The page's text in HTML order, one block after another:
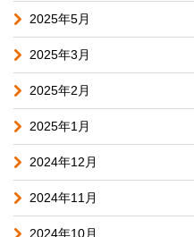
2025年5月
2025年3月
2025年2月
2025年1月
2024年12月
2024年11月
2024年10月